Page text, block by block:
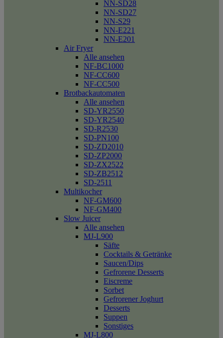
NN-SD28
NN-SD27
NN-S29
NN-E221
NN-E201
Air Fryer
Alle ansehen
NF-BC1000
NF-CC600
NF-CC500
Brotbackautomaten
Alle ansehen
SD-YR2550
SD-YR2540
SD-R2530
SD-PN100
SD-ZD2010
SD-ZP2000
SD-ZX2522
SD-ZB2512
SD-2511
Multikocher
NF-GM600
NF-GM400
Slow Juicer
Alle ansehen
MJ-L900
Säfte
Cocktails & Getränke
Saucen/Dips
Gefrorene Desserts
Eiscreme
Sorbet
Gefrorener Joghurt
Desserts
Suppen
Sonstiges
MJ-L800